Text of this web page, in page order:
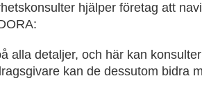
hjälper företag att
alla detaljer, och här kan
kan de dessutom bidra